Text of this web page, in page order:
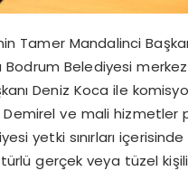
Tamer Mandalinci
Belediyesi merkez
Deniz Koca ile
ve mali hizmetler
yetki sınırları
gerçek veya tüzel